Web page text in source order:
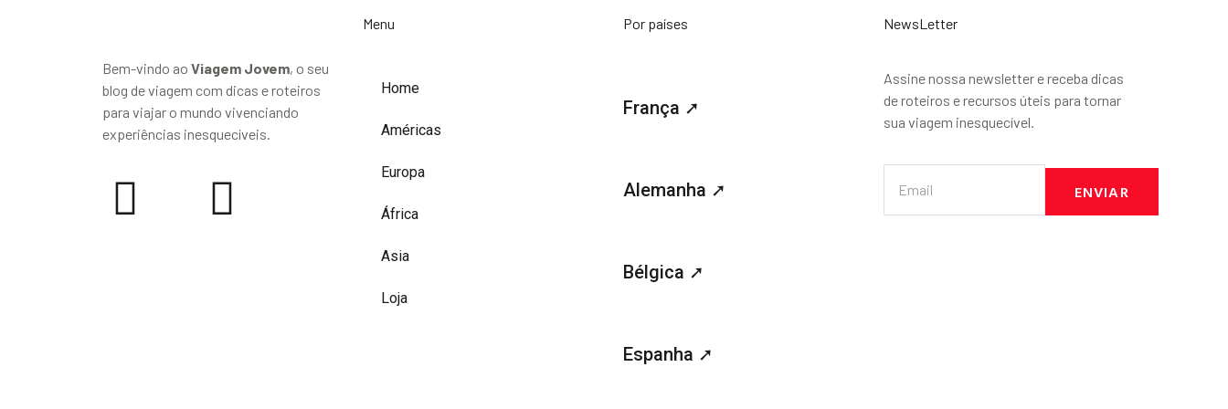
Bem-vindo ao Viagem Jovem, o seu
blog de viagem com dicas e roteiros
para viajar o mundo vivenciando
experiências inesquecíveis.
Menu
Home
Américas
Europa
África
Asia
Loja
Por países
França ➚
Alemanha ➚
Bélgica ➚
Espanha ➚
NewsLetter
Assine nossa newsletter e receba dicas
de roteiros e recursos úteis para tornar
sua viagem inesquecível.
ENVIAR